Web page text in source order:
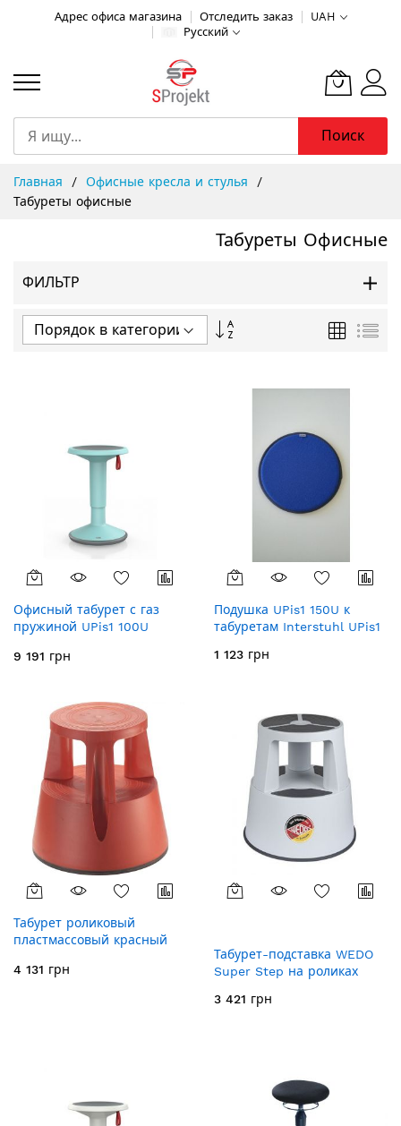
Адрес офиса магазина Отследить заказ
UAH
Русский
Поиск
Content
Главная
Офисные кресла и стулья
Табуреты офисные
Табуреты Офисные
ФИЛЬТР
Задать
Сетка
Офисный табурет с газ
пружиной UPis1 100U
9 191 грн
Подушка UPis1 150U к
табуретам Interstuhl UPis1
1 123 грн
Табурет роликовый
пластмассовый красный
4 131 грн
Табурет-подставка WEDO
Super Step на роликах
3 421 грн